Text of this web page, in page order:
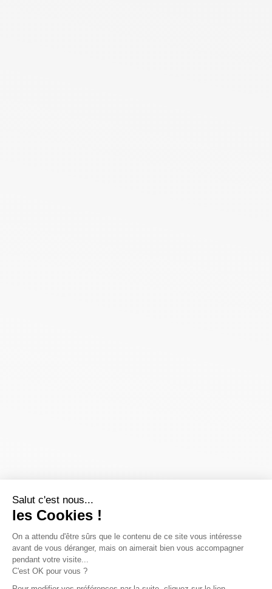
Salut c'est nous...
les Cookies !
On a attendu d'être sûrs que le contenu de ce site vous intéresse
avant de vous déranger, mais on aimerait bien vous accompagner
pendant votre visite...
C'est OK pour vous ?